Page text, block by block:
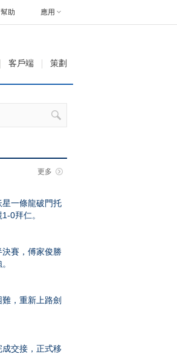
幫助 應用
客戶端 策劃
更多
一條龍破門托
0拜仁。
賽，傅家俊勝
，重新上路劍
交接，正式移